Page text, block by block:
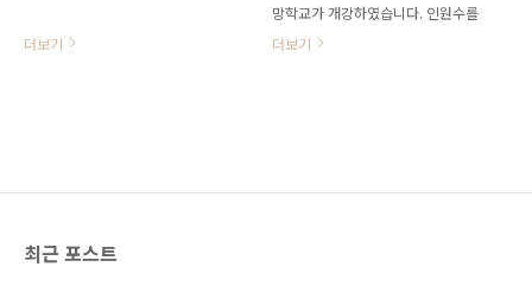
더보기
망학교가 개강하였습니다. 인원수를
적절히 조정하고, 생활방역 수칙을
더보기
최근 포스트